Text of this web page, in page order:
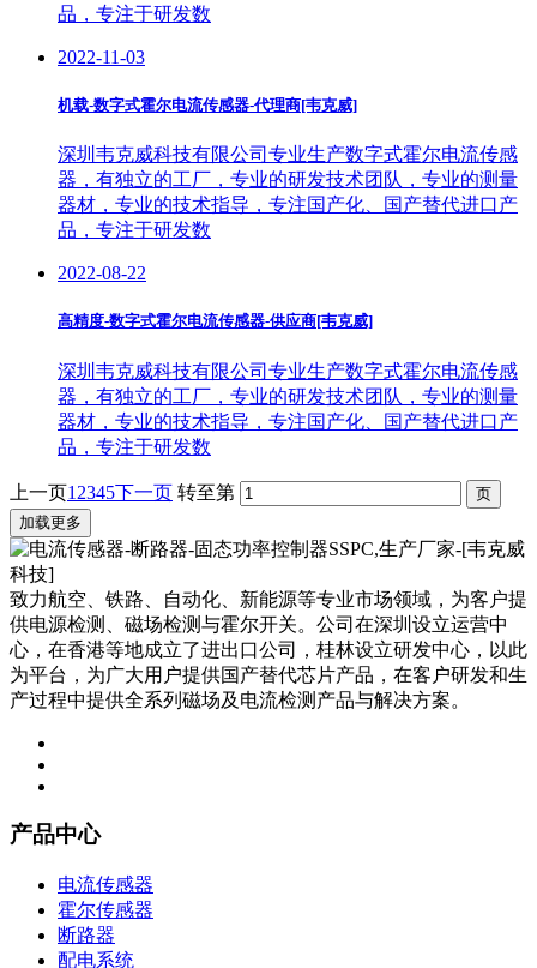
品，专注于研发数
2022-11-03
机载-数字式霍尔电流传感器-代理商[韦克威]
深圳韦克威科技有限公司专业生产数字式霍尔电流传感
器，有独立的工厂，专业的研发技术团队，专业的测量
器材，专业的技术指导，专注国产化、国产替代进口产
品，专注于研发数
2022-08-22
高精度-数字式霍尔电流传感器-供应商[韦克威]
深圳韦克威科技有限公司专业生产数字式霍尔电流传感
器，有独立的工厂，专业的研发技术团队，专业的测量
器材，专业的技术指导，专注国产化、国产替代进口产
品，专注于研发数
上一页1 2345下一页 转至第
加载更多
致力航空、铁路、自动化、新能源等专业市场领域，为客户提
供电源检测、磁场检测与霍尔开关。公司在深圳设立运营中
心，在香港等地成立了进出口公司，桂林设立研发中心，以此
为平台，为广大用户提供国产替代芯片产品，在客户研发和生
产过程中提供全系列磁场及电流检测产品与解决方案。
产品中心
电流传感器
霍尔传感器
断路器
配电系统